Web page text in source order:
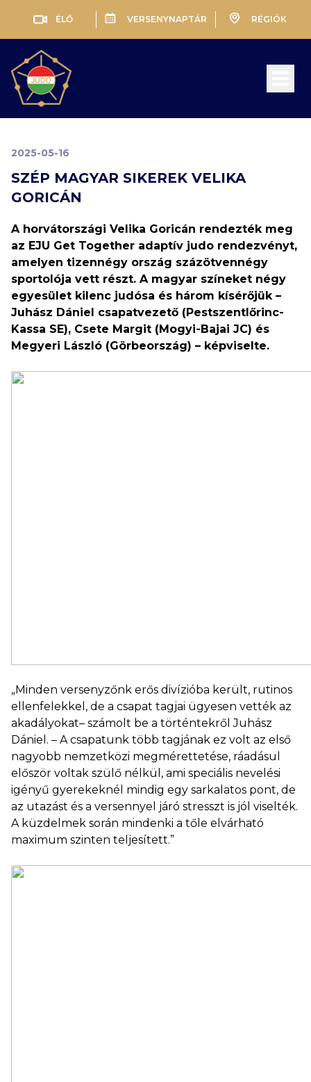
ÉLŐ VERSENYNAPTÁR RÉGIÓK
2025-05-16
SZÉP MAGYAR SIKEREK VELIKA
GORICÁN
A horvátországi Velika Goricán rendezték meg
az EJU Get Together adaptív judo rendezvényt,
amelyen tizennégy ország százötvennégy
sportolója vett részt. A magyar színeket négy
egyesület kilenc judósa és három kísérőjük –
Juhász Dániel csapatvezető (Pestszentlőrinc-
Kassa SE), Csete Margit (Mogyi-Bajai JC) és
Megyeri László (Görbeország) – képviselte.
„Minden versenyzőnk erős divízióba került, rutinos
ellenfelekkel, de a csapat tagjai ügyesen vették az
akadályokat– számolt be a történtekről Juhász
Dániel. – A csapatunk több tagjának ez volt az első
nagyobb nemzetközi megmérettetése, ráadásul
először voltak szülő nélkül, ami speciális nevelési
igényű gyerekeknél mindig egy sarkalatos pont, de
az utazást és a versennyel járó stresszt is jól viselték.
A küzdelmek során mindenki a tőle elvárható
maximum szinten teljesített.”